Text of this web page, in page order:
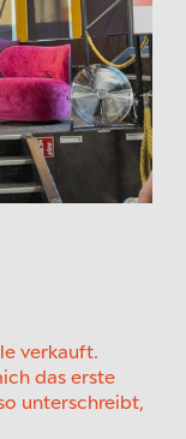
verkauft.
das erste
unterschreibt,